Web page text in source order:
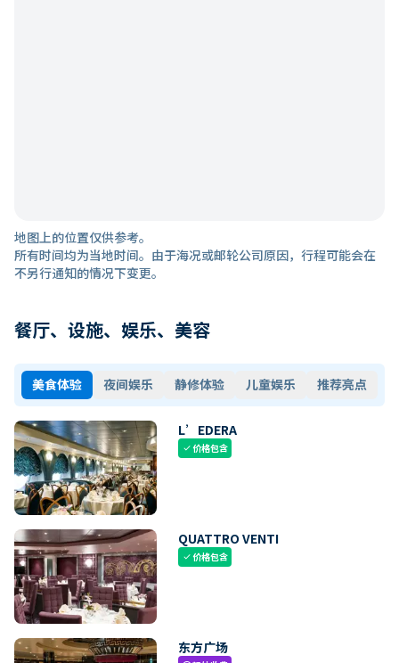
地图上的位置仅供参考。
所有时间均为当地时间。由于海况或邮轮公司原因，行程可能会在
不另行通知的情况下变更。
餐厅、设施、娱乐、美容
美食体验 夜间娱乐 静修体验 儿童娱乐 推荐亮点
L’EDERA
check价格包含
QUATTRO VENTI
check价格包含
东方广场